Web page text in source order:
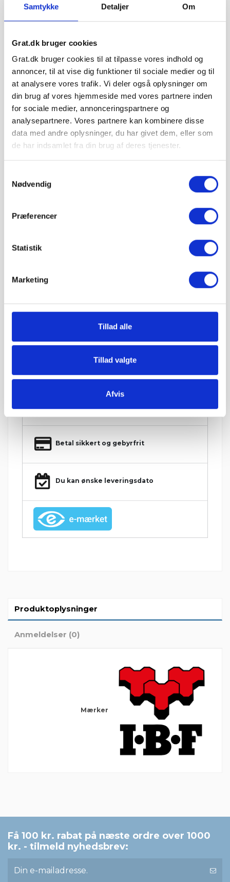
Samtykke Detaljer Om
Grat.dk bruger cookies
Grat.dk bruger cookies til at tilpasse vores indhold og
annoncer, til at vise dig funktioner til sociale medier og til
at analysere vores trafik. Vi deler også oplysninger om
din brug af vores hjemmeside med vores partnere inden
for sociale medier, annonceringspartnere og
analysepartnere. Vores partnere kan kombinere disse
data med andre oplysninger, du har givet dem, eller som
de har indsamlet fra din brug af deres tjenester.
Nødvendig
Præferencer
Statistik
Marketing
Tillad alle
Tillad valgte
Afvis
sæt
Læg i kurv
IBF Danblokke leveres på paller.
Vejledende info
Vægt pr. sæt.:62 kg
Levering & IBF Paller:
Op til 7 paller: Sjælland: 1675 kr.
IBF Paller:
Depositum pr. palle: 195 kr.
mobiltruckpå alle Big Bags.
Betal sikkert og gebyrfrit
Du kan ønske leveringsdato
Produktoplysninger
Anmeldelser (0)
Mærker
Få 100 kr. rabat på næste ordre over 1000
kr. - tilmeld nyhedsbrev: